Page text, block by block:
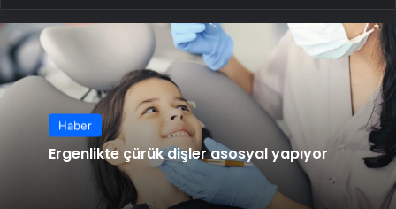
Haber
Ergenlikte çürük dişler asosyal yapıyor